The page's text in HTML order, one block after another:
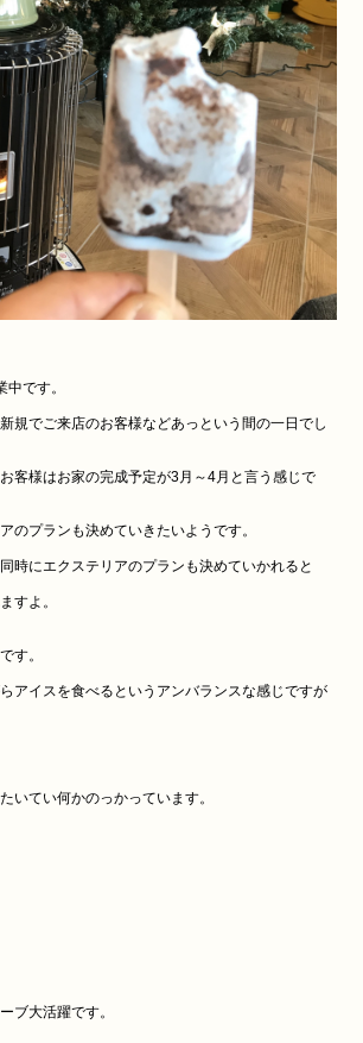
です。
規でご来店のお客様などあっという間の一日でし
客様はお家の完成予定が3月～4月と言う感じで
のプランも決めていきたいようです。
時にエクステリアのプランも決めていかれると
すよ。
す。
アイスを食べるというアンバランスな感じですが
いてい何かのっかっています。
ブ大活躍です。